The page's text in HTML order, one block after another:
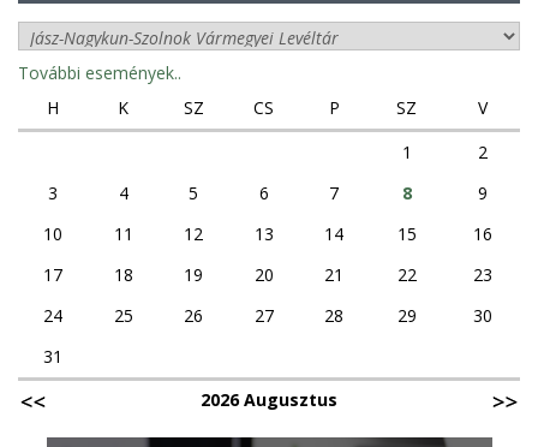
További események..
H
K SZ CS P SZ
V
1
2
3
4 5 6 7 8
9
10
11 12 13 14 15
16
17
18 19 20 21 22
23
24
25 26 27 28 29
30
31
2026 Augusztus